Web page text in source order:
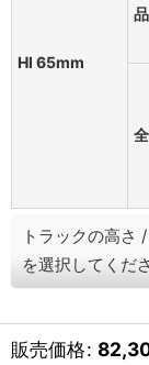
HI 65mm
トラックの高さ /
を選択してくだ
販売価格: